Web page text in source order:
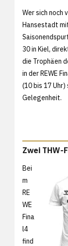
Wer sich noch
Hansestadt
30 in Kiel,
die Trophäen
in der REWE
(10 bis 17
Gelegenheit.
Zwei THW-
Bei
m
RE
WE
Fina
l4
find